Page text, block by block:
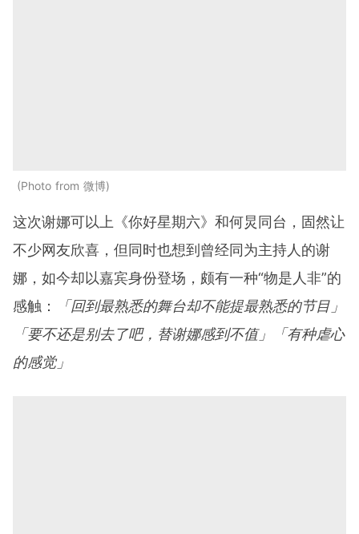
Photo from 微博
这次谢娜可以上《你好星期六》和何炅同台，固然让
不少网友欣喜，但同时也想到曾经同为主持人的谢
娜，如今却以嘉宾身份登场，颇有一种“物是人非”的
感触：
「回到最熟悉的舞台却不能提最熟悉的节目」
「要不还是别去了吧，替谢娜感到不值」「有种虐心
的感觉」